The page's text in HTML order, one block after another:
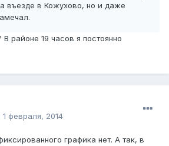
въезде в Кожухово, но и даже
районе 19 часов я постоянно
1 февраля, 2014
графика нет. А так, в